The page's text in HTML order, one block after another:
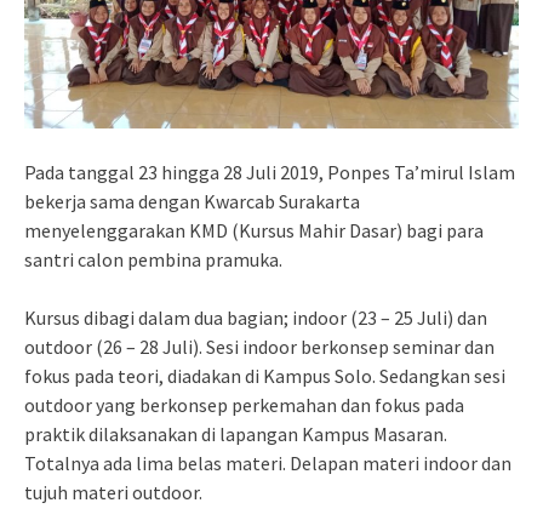
Pada tanggal 23 hingga 28 Juli 2019, Ponpes Ta’mirul Islam
bekerja sama dengan Kwarcab Surakarta
menyelenggarakan KMD (Kursus Mahir Dasar) bagi para
santri calon pembina pramuka.
Kursus dibagi dalam dua bagian; indoor (23 – 25 Juli) dan
outdoor (26 – 28 Juli). Sesi indoor berkonsep seminar dan
fokus pada teori, diadakan di Kampus Solo. Sedangkan sesi
outdoor yang berkonsep perkemahan dan fokus pada
praktik dilaksanakan di lapangan Kampus Masaran.
Totalnya ada lima belas materi. Delapan materi indoor dan
tujuh materi outdoor.